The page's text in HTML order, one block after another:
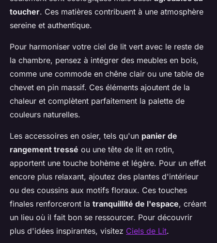
toucher. Ces matières contribuent à une atmosphère
sereine et authentique.
Pour harmoniser votre ciel de lit vert avec le reste de
la chambre, pensez à intégrer des meubles en bois,
comme une commode en chêne clair ou une table de
chevet en pin massif. Ces éléments ajoutent de la
chaleur et complètent parfaitement la palette de
couleurs naturelles.
Les accessoires en osier, tels qu'un panier de
rangement tressé ou une tête de lit en rotin,
apportent une touche bohème et légère. Pour un effet
encore plus relaxant, ajoutez des plantes d'intérieur
ou des coussins aux motifs floraux. Ces touches
finales renforceront la tranquillité de l'espace, créant
un lieu où il fait bon se ressourcer. Pour découvrir
plus d'idées inspirantes, visitez Ciels de Lit.